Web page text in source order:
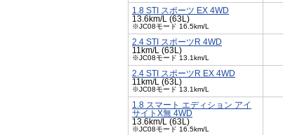
1.8 STI スポーツ EX 4WD
13.6km/L (63L)
※JC08モード 16.5km/L
2.4 STI スポーツR 4WD
11km/L (63L)
※JC08モード 13.1km/L
2.4 STI スポーツR EX 4WD
11km/L (63L)
※JC08モード 13.1km/L
1.8 スマート エディション アイ
サイトX無 4WD
13.6km/L (63L)
※JC08モード 16.5km/L